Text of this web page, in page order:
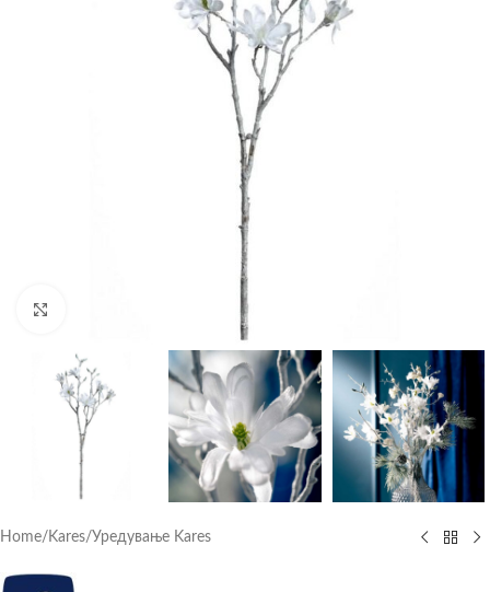
Home/ Kares/Уредување Kares